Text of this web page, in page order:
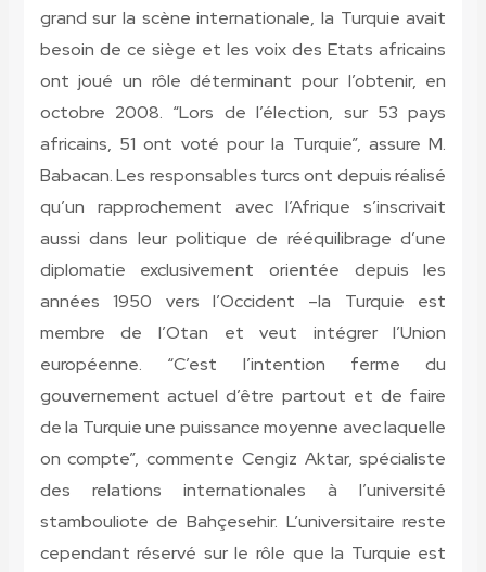
grand sur la scène internationale, la Turquie avait
besoin de ce siège et les voix des Etats africains
ont joué un rôle déterminant pour l’obtenir, en
octobre 2008. “Lors de l’élection, sur 53 pays
africains, 51 ont voté pour la Turquie”, assure M.
Babacan. Les responsables turcs ont depuis réalisé
qu’un rapprochement avec l’Afrique s’inscrivait
aussi dans leur politique de rééquilibrage d’une
diplomatie exclusivement orientée depuis les
années 1950 vers l’Occident –la Turquie est
membre de l’Otan et veut intégrer l’Union
européenne. “C’est l’intention ferme du
gouvernement actuel d’être partout et de faire
de la Turquie une puissance moyenne avec laquelle
on compte”, commente Cengiz Aktar, spécialiste
des relations internationales à l’université
stambouliote de Bahçesehir. L’universitaire reste
cependant réservé sur le rôle que la Turquie est